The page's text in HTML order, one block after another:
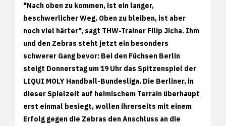
"Nach oben zu kommen, ist ein langer,
beschwerlicher Weg. Oben zu bleiben, ist aber
noch viel härter", sagt THW-Trainer Filip Jicha. Ihm
und den Zebras steht jetzt ein besonders
schwerer Gang bevor: Bei den Füchsen Berlin
steigt Donnerstag um 19 Uhr das Spitzenspiel der
LIQUI MOLY Handball-Bundesliga. Die Berliner, in
dieser Spielzeit auf heimischem Terrain überhaupt
erst einmal besiegt, wollen ihrerseits mit einem
Erfolg gegen die Zebras den Anschluss an die